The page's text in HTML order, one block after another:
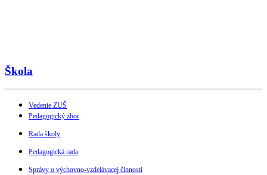
Škola
Vedenie ZUŠ
Pedagogický zbor
Rada školy
Pedagogická rada
Správy o výchovno-vzdelávacej činnosti